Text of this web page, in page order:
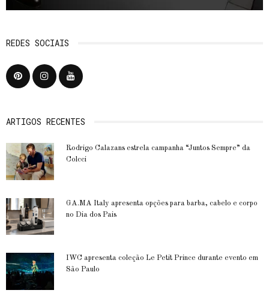
REDES SOCIAIS
ARTIGOS RECENTES
Rodrigo Calazans estrela campanha “Juntos Sempre” da
Colcci
GA.MA Italy apresenta opções para barba, cabelo e corpo
no Dia dos Pais
IWC apresenta coleção Le Petit Prince durante evento em
São Paulo